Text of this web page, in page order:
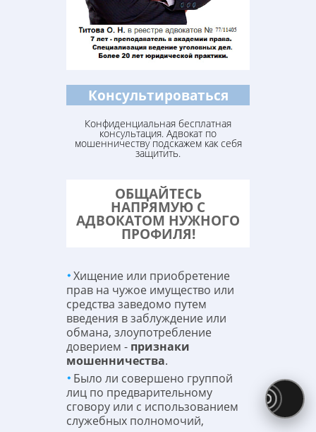
Консультироваться
Конфиденциальная бесплатная
консультация. Адвокат по
мошенничеству подскажем как себя
защитить.
ОБЩАЙТЕСЬ
НАПРЯМУЮ С
АДВОКАТОМ НУЖНОГО
ПРОФИЛЯ!
Хищение или приобретение
прав на чужое имущество или
средства заведомо путем
введения в заблуждение или
обмана, злоупотребление
доверием - признаки
мошенничества.
Было ли совершено группой
лиц по предварительному
сговору или с использованием
служебных полномочий,